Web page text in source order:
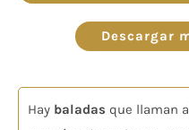
Descargar
Hay baladas que llaman